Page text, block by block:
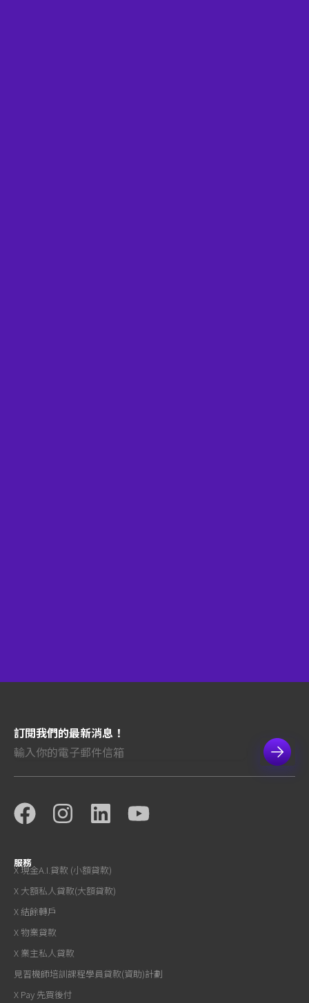
服務
X 現金A.I.貸款 (小額貸款)
X 大額私人貸款(大額貸款)
X 結餘轉戶
X 物業貸款
X 業主私人貸款
見習機師培訓課程學員貸款(資助)計劃
X Pay 先買後付
訂閱我們的最新消息！